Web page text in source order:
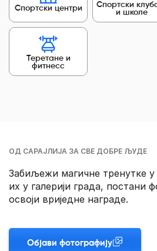
Спортски центри
Спортски
и школе
Теретане и
фитнесс
ОД САРАЈЛИЈА ЗА СВЕ ДОБРЕ ЉУДЕ
Забиљежи магичне тренутке у
их у галерији града, постани
освоји вриједне награде.
Објави фотографију